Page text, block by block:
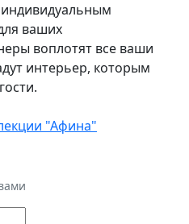
ваших
воплотят все ваши
интерьер, которым
"Афина"